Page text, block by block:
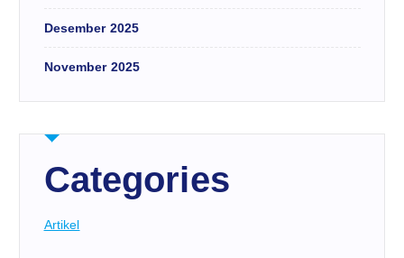
Desember 2025
November 2025
Categories
Artikel